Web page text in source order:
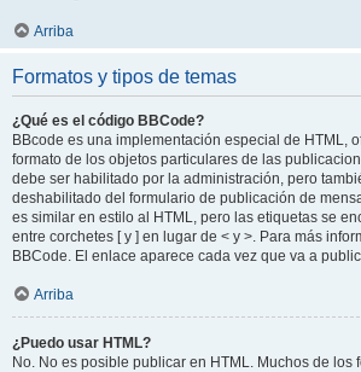
Arriba
Formatos y tipos de temas
¿Qué es el código BBCode?
BBcode es una implementación especial de HTML,
formato de los objetos particulares de las
debe ser habilitado por la administración, pero
deshabilitado del formulario de publicación de
es similar en estilo al HTML, pero las etiquetas se
entre corchetes [ y ] en lugar de < y >. Para más
BBCode. El enlace aparece cada vez que va a
Arriba
¿Puedo usar HTML?
No. No es posible publicar en HTML. Muchos de los